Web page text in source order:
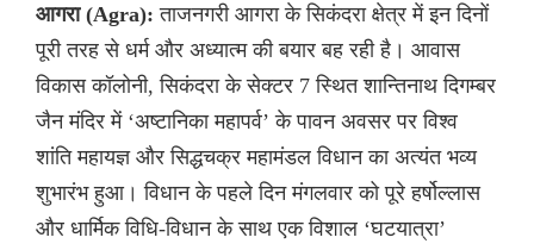
आगरा (Agra): ताजनगरी आगरा के सिकंदरा क्षेत्र में इन दिनों
पूरी तरह से धर्म और अध्यात्म की बयार बह रही है। आवास
विकास कॉलोनी, सिकंदरा के सेक्टर 7 स्थित शान्तिनाथ दिगम्बर
जैन मंदिर में ‘अष्टानिका महापर्व’ के पावन अवसर पर विश्व
शांति महायज्ञ और सिद्धचक्र महामंडल विधान का अत्यंत भव्य
शुभारंभ हुआ। विधान के पहले दिन मंगलवार को पूरे हर्षोल्लास
और धार्मिक विधि-विधान के साथ एक विशाल ‘घटयात्रा’